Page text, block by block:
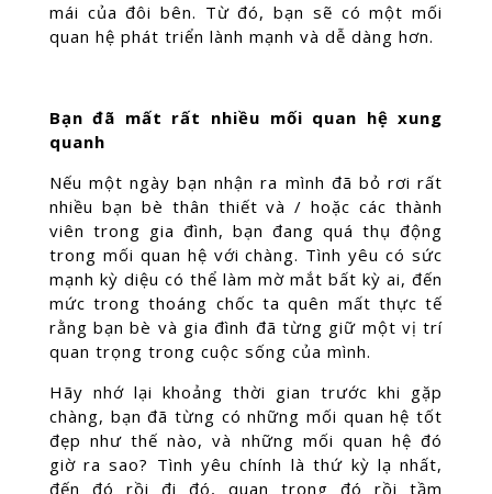
mái của đôi bên. Từ đó, bạn sẽ có một mối
quan hệ phát triển lành mạnh và dễ dàng hơn.
Bạn đã mất rất nhiều mối quan hệ xung
quanh
Nếu một ngày bạn nhận ra mình đã bỏ rơi rất
nhiều bạn bè thân thiết và / hoặc các thành
viên trong gia đình, bạn đang quá thụ động
trong mối quan hệ với chàng. Tình yêu có sức
mạnh kỳ diệu có thể làm mờ mắt bất kỳ ai, đến
mức trong thoáng chốc ta quên mất thực tế
rằng bạn bè và gia đình đã từng giữ một vị trí
quan trọng trong cuộc sống của mình.
Hãy nhớ lại khoảng thời gian trước khi gặp
chàng, bạn đã từng có những mối quan hệ tốt
đẹp như thế nào, và những mối quan hệ đó
giờ ra sao? Tình yêu chính là thứ kỳ lạ nhất,
đến đó rồi đi đó, quan trọng đó rồi tầm